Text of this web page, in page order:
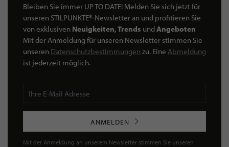
Bleiben Sie immer UP TO DATE! Melden Sie sich jetzt für
unseren STILPUNKTE®-Newsletter an und profitieren Sie
von exklusiven Neuigkeiten, Trends undAngeboten
Mit der Anmeldung für unseren Newsletter stimmen Sie
unseren Datenschutzbestimmungen zu. Eine Abmeldung
ist jederzeit möglich.
ANMELDEN
Mit der Anmeldung an unserem Newsletter stimmen Sie unseren